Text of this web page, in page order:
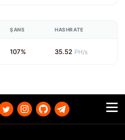
ŞANS HASHRATE
107% 35.52 PH/s